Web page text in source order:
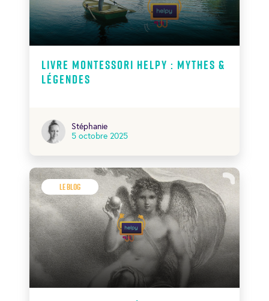
Livre Montessori Helpy : Mythes &
Légendes
Stéphanie
5 octobre 2025
Le Blog